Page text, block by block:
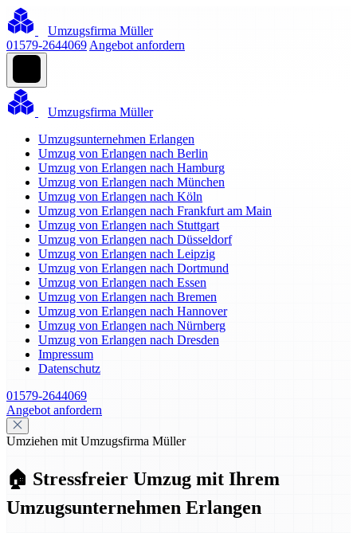
Umzugsfirma Müller
01579-2644069 Angebot anfordern
Umzugsfirma Müller
Umzugsunternehmen Erlangen
Umzug von Erlangen nach Berlin
Umzug von Erlangen nach Hamburg
Umzug von Erlangen nach München
Umzug von Erlangen nach Köln
Umzug von Erlangen nach Frankfurt am Main
Umzug von Erlangen nach Stuttgart
Umzug von Erlangen nach Düsseldorf
Umzug von Erlangen nach Leipzig
Umzug von Erlangen nach Dortmund
Umzug von Erlangen nach Essen
Umzug von Erlangen nach Bremen
Umzug von Erlangen nach Hannover
Umzug von Erlangen nach Nürnberg
Umzug von Erlangen nach Dresden
Impressum
Datenschutz
01579-2644069
Angebot anfordern
Umziehen mit Umzugsfirma Müller
🏠 Stressfreier Umzug mit Ihrem
Umzugsunternehmen Erlangen